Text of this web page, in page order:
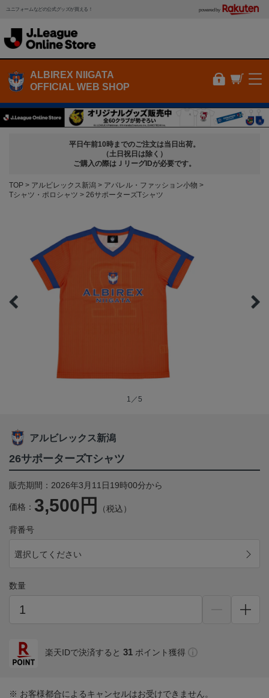
ユニフォームなどの公式グッズが買える！ powered by
ALBIREX NIIGATA
OFFICIAL WEB SHOP
平日午前10時までのご注文は当日出荷。
（土日祝日は除く）
ご購入の際はＪリーグIDが必要です。
TOP アルビレックス新潟
アパレル・ファッション小物
Tシャツ・ポロシャツ
26サポーターズTシャツ
1／5
アルビレックス新潟
26サポーターズTシャツ
販売期間：2026年3月11日19時00分から
価格： 3,500円 （税込）
背番号
選択してください
数量
楽天IDで決済すると 31 ポイント獲得
※ お客様都合によるキャンセルはお受けできません。